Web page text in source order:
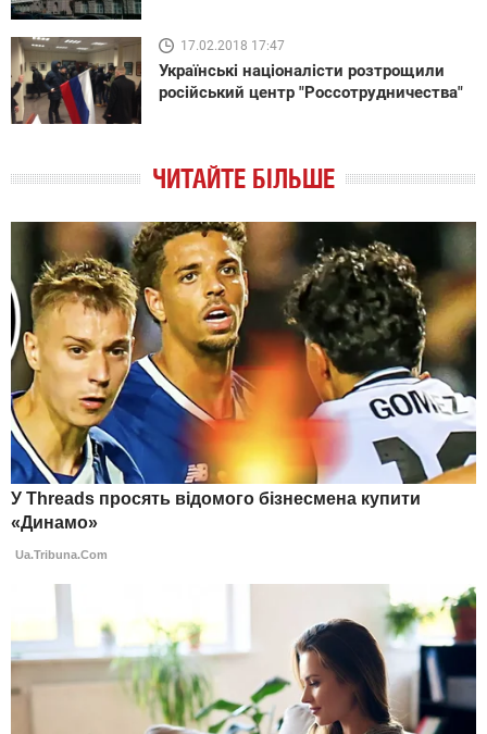
17.02.2018 17:47
Українські націоналісти розтрощили
російський центр "Россотрудничества"
ЧИТАЙТЕ БІЛЬШЕ